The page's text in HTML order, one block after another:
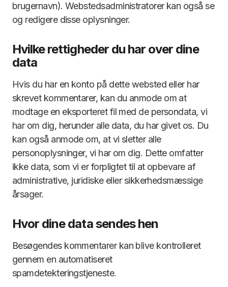
brugernavn). Webstedsadministratorer kan også se
og redigere disse oplysninger.
Hvilke rettigheder du har over dine
data
Hvis du har en konto på dette websted eller har
skrevet kommentarer, kan du anmode om at
modtage en eksporteret fil med de persondata, vi
har om dig, herunder alle data, du har givet os. Du
kan også anmode om, at vi sletter alle
personoplysninger, vi har om dig. Dette omfatter
ikke data, som vi er forpligtet til at opbevare af
administrative, juridiske eller sikkerhedsmæssige
årsager.
Hvor dine data sendes hen
Besøgendes kommentarer kan blive kontrolleret
gennem en automatiseret
spamdetekteringstjeneste.